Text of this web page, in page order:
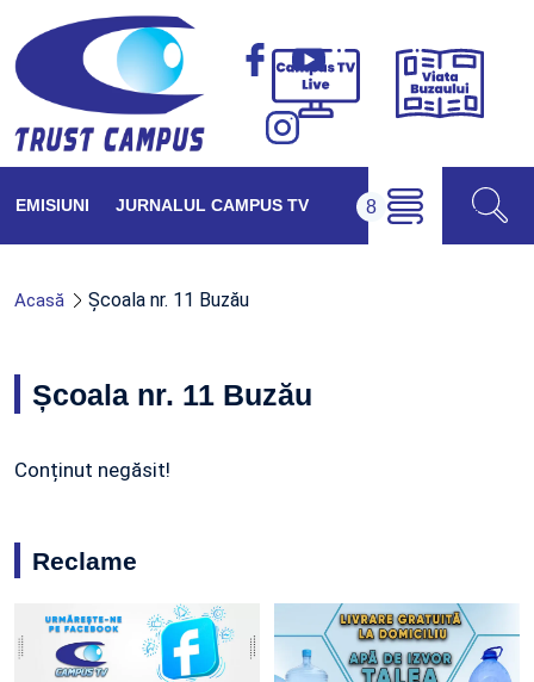
Campus
Viața
EMISIUNI JURNALUL CAMPUS TV
Acasă Școala nr. 11 Buzău
Școala nr. 11 Buzău
Conținut negăsit!
Reclame